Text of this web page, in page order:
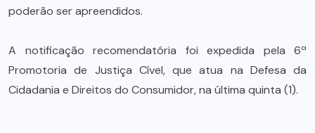
poderão ser apreendidos.
A notificação recomendatória foi expedida pela 6ª
Promotoria de Justiça Cível, que atua na Defesa da
Cidadania e Direitos do Consumidor, na última quinta (1).